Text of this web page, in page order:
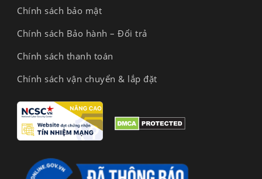
Chính sách bảo mật
Chính sách Bảo hành – Đổi trả
Chính sách thanh toán
Chính sách vận chuyển & lắp đặt